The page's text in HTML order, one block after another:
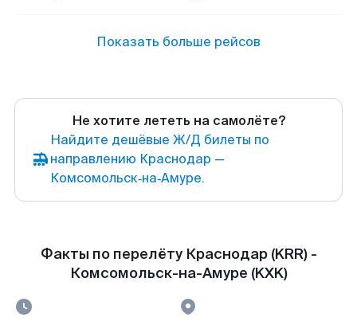
Показать больше рейсов
Не хотите лететь на самолёте?
Найдите дешёвые Ж/Д билеты по
направлению Краснодар —
Комсомольск‑на‑Амуре.
Факты по перелёту Краснодар (KRR) -
Комсомольск-на-Амуре (KXK)